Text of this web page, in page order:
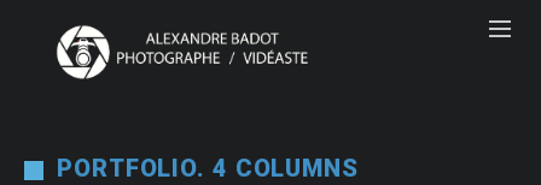
PORTFOLIO. 4 COLUMNS